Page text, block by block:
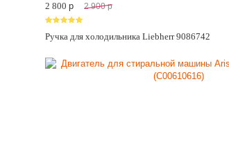
2 800 p 2 900 p
Ручка для холодильника Liebherr 9086742